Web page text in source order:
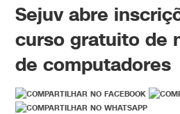
Sejuv abre
curso gratuito de
de computadores